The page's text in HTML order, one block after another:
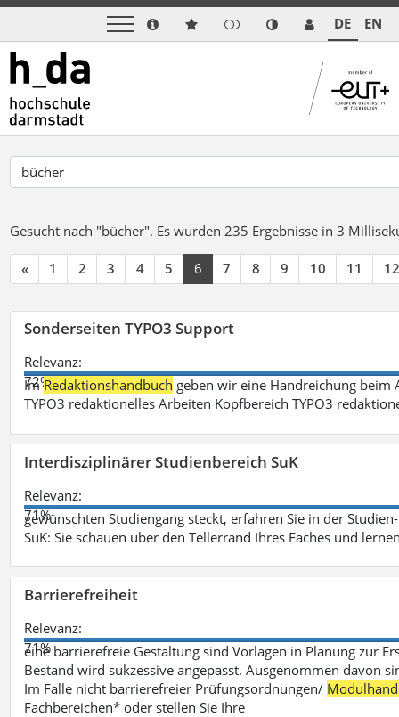
DE EN
Gesucht nach "bücher". Es wurden 235 Ergebnisse in 3
« 1 2 3 4 5 6 7 8 9 10 11 12
Sonderseiten TYPO3 Support
Relevanz:
72%
ImRedaktionshandbuch geben wir eine Handreichung beim
TYPO3 redaktionelles Arbeiten Kopfbereich TYPO3
Interdisziplinärer Studienbereich SuK
Relevanz:
71%
gewünschten Studiengang steckt, erfahren Sie in der
SuK: Sie schauen über den Tellerrand Ihres Faches und
Barrierefreiheit
Relevanz:
71%
eine barrierefreie Gestaltung sind Vorlagen in Planung zur
Bestand wird sukzessive angepasst. Ausgenommen davon
Im Falle nicht barrierefreier Prüfungsordnungen/
Fachbereichen* oder stellen Sie Ihre